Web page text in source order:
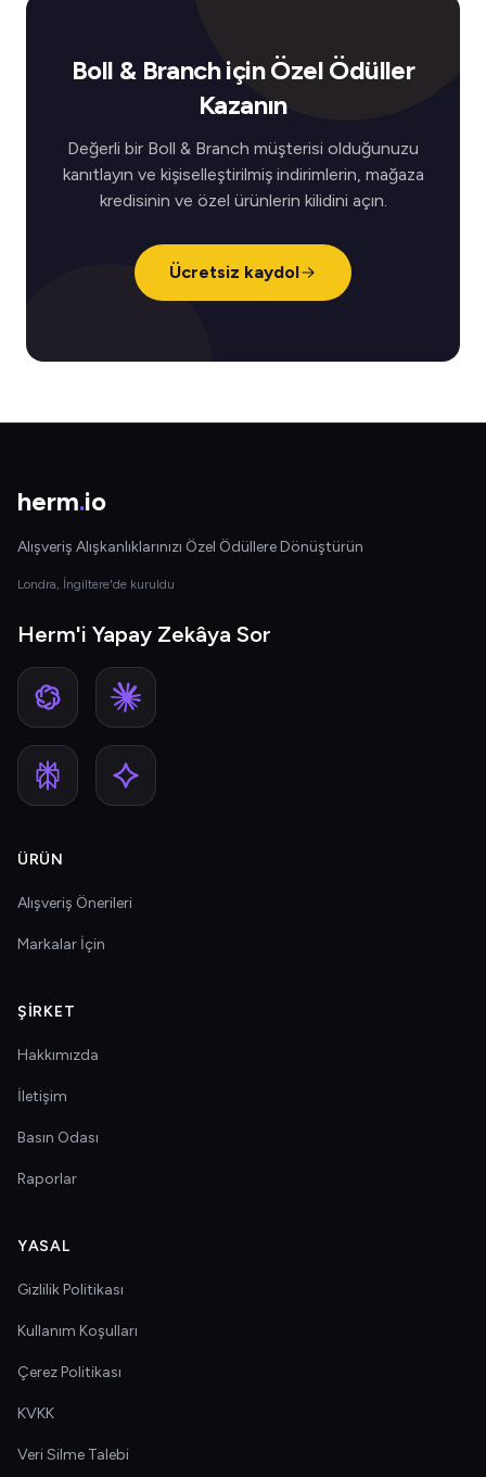
Boll & Branch için Özel Ödüller
Kazanın
Değerli bir Boll & Branch müşterisi olduğunuzu
kanıtlayın ve kişiselleştirilmiş indirimlerin, mağaza
kredisinin ve özel ürünlerin kilidini açın.
Ücretsiz kaydol
herm.io
Alışveriş Alışkanlıklarınızı Özel Ödüllere Dönüştürün
Londra, İngiltere'de kuruldu
Herm'i Yapay Zekâya Sor
ÜRÜN
Alışveriş Önerileri
Markalar İçin
ŞIRKET
Hakkımızda
İletişim
Basın Odası
Raporlar
YASAL
Gizlilik Politikası
Kullanım Koşulları
Çerez Politikası
KVKK
Veri Silme Talebi